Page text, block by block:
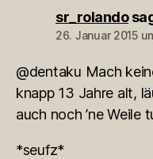
sr_rolando
26. Januar 2015
@dentaku Mach
knapp 13 Jahre alt,
auch noch ’ne Weile
*seufz*